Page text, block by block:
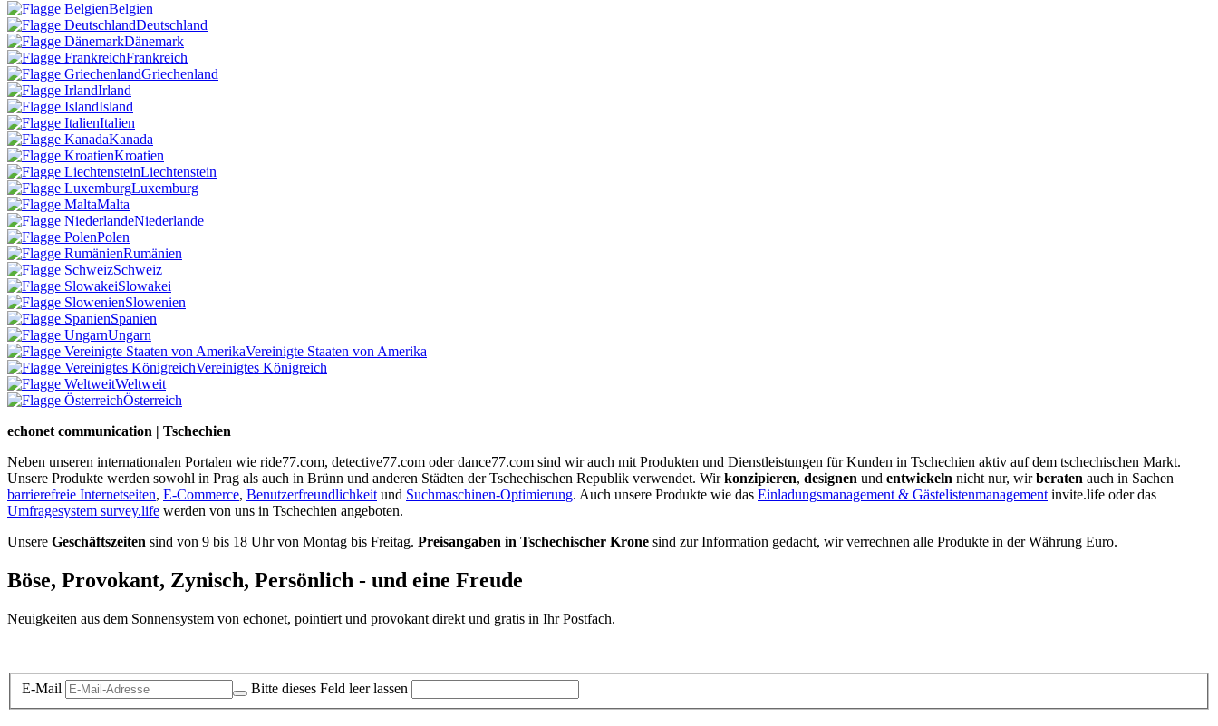
Belgien
Deutschland
Dänemark
Frankreich
Griechenland
Irland
Island
Italien
Kanada
Kroatien
Liechtenstein
Luxemburg
Malta
Niederlande
Polen
Rumänien
Schweiz
Slowakei
Slowenien
Spanien
Ungarn
Vereinigte Staaten von Amerika
Vereinigtes Königreich
Weltweit
Österreich
echonet communication | Tschechien
Neben unseren internationalen Portalen wie ride77.com, detective77.com oder dance77.com sind wir auch mit Produkten und Dienstleistungen für Kunden in Tschechien aktiv auf dem tschechischen Markt.
Unsere Produkte werden sowohl in Prag als auch in Brünn und anderen Städten der Tschechischen Republik verwendet. Wirkonzipieren, designen und entwickeln nicht nur, wirberaten auch in Sachen
barrierefreie Internetseiten, E-Commerce, Benutzerfreundlichkeit und Suchmaschinen-Optimierung. Auch unsere Produkte wie das Einladungsmanagement & Gästelistenmanagement invite.life oder das
Umfragesystem survey.life werden von uns in Tschechien angeboten.
Unsere Geschäftszeiten sind von 9 bis 18 Uhr von Montag bis Freitag. Preisangaben in Tschechischer Krone sind zur Information gedacht, wir verrechnen alle Produkte in der Währung Euro.
Böse, Provokant, Zynisch, Persönlich - und eine Freude
Neuigkeiten aus dem Sonnensystem von echonet, pointiert und provokant direkt und gratis in Ihr Postfach.
E-Mail Bitte dieses Feld leer lassen